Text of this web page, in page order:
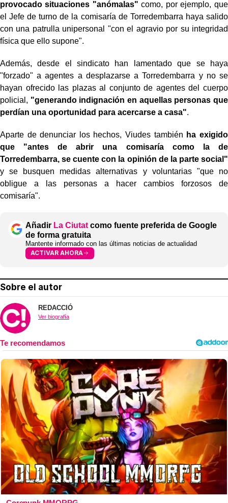
provocado situaciones "anómalas" como, por ejemplo, que
el Jefe de turno de la comisaría de Torredembarra haya salido
con una patrulla unipersonal "con el agravio por su integridad
física que ello supone".
Además, desde el sindicato han lamentado que se haya
"forzado" a agentes a desplazarse a Torredembarra y no se
hayan ofrecido las plazas al conjunto de agentes del cuerpo
policial, "generando indignación en aquellas personas que
perdían una oportunidad para acercarse a casa".
Aparte de denunciar los hechos, Viudes también ha exigido
que "antes de abrir una comisaría como la de
Torredembarra, se cuente con la opinión de la parte social"
y se busquen medidas alternativas y voluntarias "que no
obligue a las personas a hacer cambios forzosos de
comisaría".
Añadir La Ciutat como fuente preferida de Google
de forma gratuita
Mantente informado con las últimas noticias de actualidad
ACTIVAR AHORA
Sobre el autor
REDACCIÓ
Ver biografía